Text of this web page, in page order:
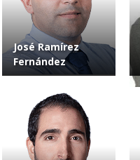
José Ramírez
Fernández